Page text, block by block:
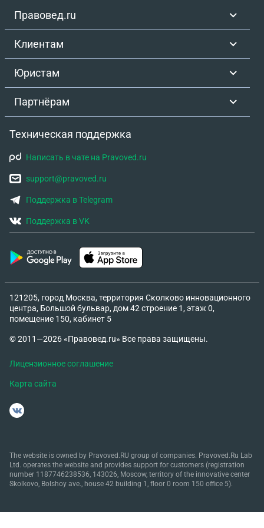
пожалуйста, что делать?
Правовед.ru
Клиентам
Юристам
Партнёрам
Техническая поддержка
Написать в чате на Pravoved.ru
support@pravoved.ru
Поддержка в Telegram
Поддержка в VK
121205, город Москва, территория Сколково инновационного
центра, Большой бульвар, дом 42 строение 1, этаж 0,
помещение 150, кабинет 5
© 2011—2026 «Правовед.ru» Все права защищены.
Лицензионное соглашение
Карта сайта
The website is owned by Pravoved.RU group of companies. Pravoved.Ru Lab
Ltd. operates the website and provides support for customers (registration
number 1187746238536, 143026, Moscow, territory of the innovative center
Skolkovo, Bolshoy ave., house 42 building 1, floor 0 room 150 office 5).